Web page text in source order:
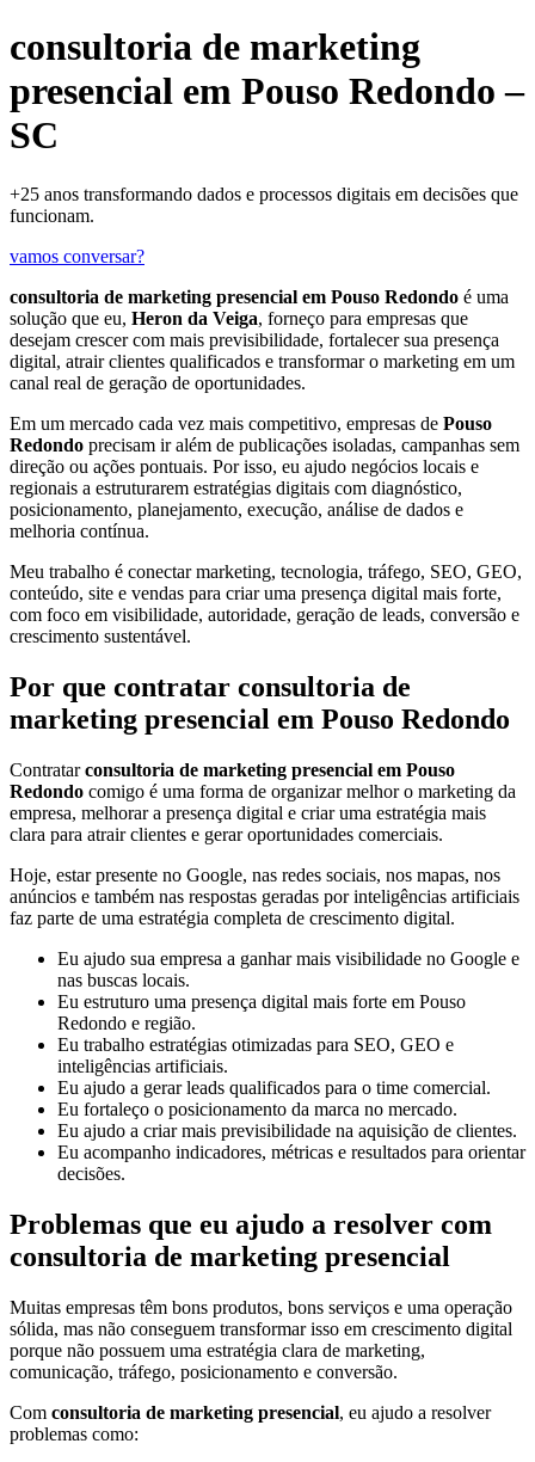
consultoria de marketing
presencial em Pouso Redondo –
SC
+25 anos transformando dados e processos digitais em decisões que
funcionam.
vamos conversar?
consultoria de marketing presencial em Pouso Redondo é uma
solução que eu, Heron da Veiga, forneço para empresas que
desejam crescer com mais previsibilidade, fortalecer sua presença
digital, atrair clientes qualificados e transformar o marketing em um
canal real de geração de oportunidades.
Em um mercado cada vez mais competitivo, empresas de Pouso
Redondo precisam ir além de publicações isoladas, campanhas sem
direção ou ações pontuais. Por isso, eu ajudo negócios locais e
regionais a estruturarem estratégias digitais com diagnóstico,
posicionamento, planejamento, execução, análise de dados e
melhoria contínua.
Meu trabalho é conectar marketing, tecnologia, tráfego, SEO, GEO,
conteúdo, site e vendas para criar uma presença digital mais forte,
com foco em visibilidade, autoridade, geração de leads, conversão e
crescimento sustentável.
Por que contratar consultoria de
marketing presencial em Pouso Redondo
Contratarconsultoria de marketing presencial em Pouso
Redondo comigo é uma forma de organizar melhor o marketing da
empresa, melhorar a presença digital e criar uma estratégia mais
clara para atrair clientes e gerar oportunidades comerciais.
Hoje, estar presente no Google, nas redes sociais, nos mapas, nos
anúncios e também nas respostas geradas por inteligências artificiais
faz parte de uma estratégia completa de crescimento digital.
Eu ajudo sua empresa a ganhar mais visibilidade no Google e
nas buscas locais.
Eu estruturo uma presença digital mais forte em Pouso
Redondo e região.
Eu trabalho estratégias otimizadas para SEO, GEO e
inteligências artificiais.
Eu ajudo a gerar leads qualificados para o time comercial.
Eu fortaleço o posicionamento da marca no mercado.
Eu ajudo a criar mais previsibilidade na aquisição de clientes.
Eu acompanho indicadores, métricas e resultados para orientar
decisões.
Problemas que eu ajudo a resolver com
consultoria de marketing presencial
Muitas empresas têm bons produtos, bons serviços e uma operação
sólida, mas não conseguem transformar isso em crescimento digital
porque não possuem uma estratégia clara de marketing,
comunicação, tráfego, posicionamento e conversão.
Com consultoria de marketing presencial, eu ajudo a resolver
problemas como: